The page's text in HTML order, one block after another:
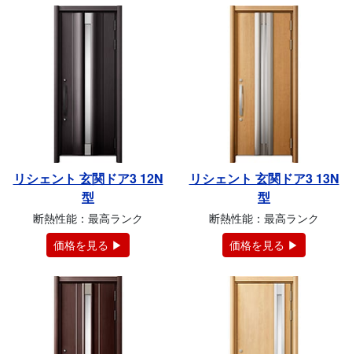
リシェント 玄関ドア3 12N
型
断熱性能：最高ランク
価格を見る ▶
リシェント 玄関ドア3 13N
型
断熱性能：最高ランク
価格を見る ▶